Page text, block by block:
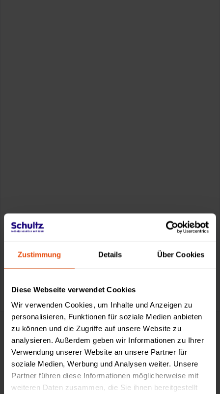
Zustimmung Details Über Cookies
Diese Webseite verwendet Cookies
Wir verwenden Cookies, um Inhalte und Anzeigen zu
personalisieren, Funktionen für soziale Medien anbieten
zu können und die Zugriffe auf unsere Website zu
analysieren. Außerdem geben wir Informationen zu Ihrer
Verwendung unserer Website an unsere Partner für
soziale Medien, Werbung und Analysen weiter. Unsere
Partner führen diese Informationen möglicherweise mit
weiteren Daten zusammen, die Sie ihnen bereitgestellt
0611-18 55 180 service@schultz.de
Made by Schultz